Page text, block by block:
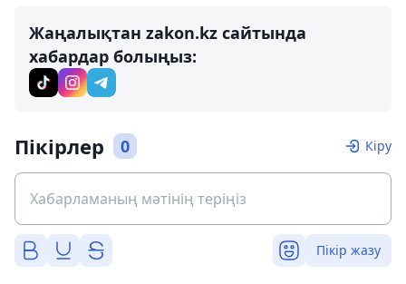
Жаңалықтан zakon.kz сайтында
хабардар болыңыз:
Пікірлер 0 Кіру
Пікір жазу